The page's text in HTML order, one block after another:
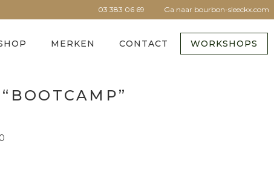
03 383 06 69 Ga naar bourbon-sleeckx.com
MERKEN CONTACT WORKSHOPS